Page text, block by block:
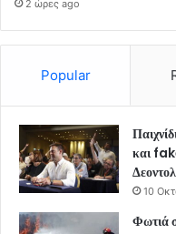
2 ώρες ago
Popular
και
10
Φωτιά